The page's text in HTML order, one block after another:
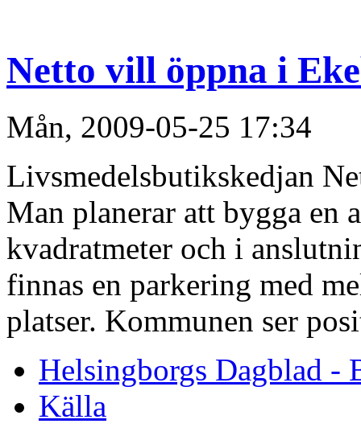
Netto vill öppna i
Mån, 2009-05-25 17:34
Livsmedelsbutikskedjan
Man planerar att bygga en
kvadratmeter och i
finnas en parkering med
platser. Kommunen ser
Helsingborgs Dagblad -
Källa